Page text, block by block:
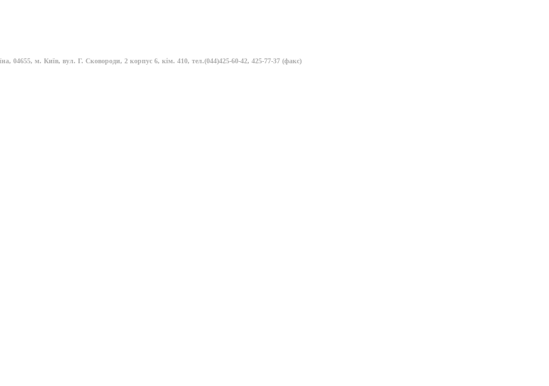
04655, м. Київ, вул. Г. Сковороди, 2 корпус 6, кім. 410, тел.(044)425-60-42, 425-77-37 (факс)